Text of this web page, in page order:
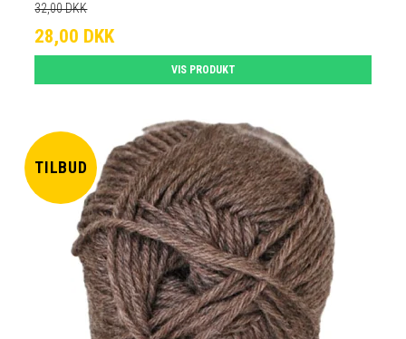
32,00 DKK
28,00 DKK
VIS PRODUKT
TILBUD